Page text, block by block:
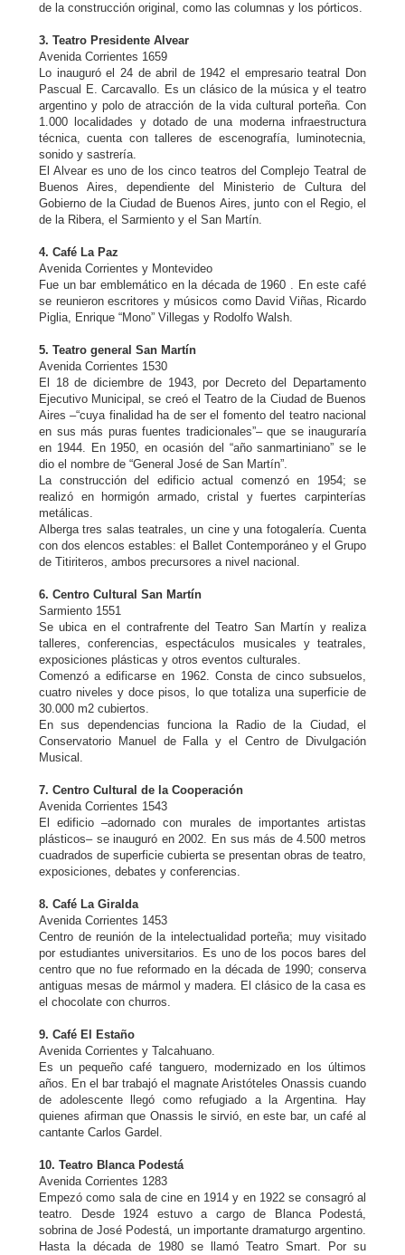
de la construcción original, como las columnas y los pórticos.
3. Teatro Presidente Alvear
Avenida Corrientes 1659
Lo inauguró el 24 de abril de 1942 el empresario teatral Don
Pascual E. Carcavallo. Es un clásico de la música y el teatro
argentino y polo de atracción de la vida cultural porteña. Con
1.000 localidades y dotado de una moderna infraestructura
técnica, cuenta con talleres de escenografía, luminotecnia,
sonido y sastrería.
El Alvear es uno de los cinco teatros del Complejo Teatral de
Buenos Aires, dependiente del Ministerio de Cultura del
Gobierno de la Ciudad de Buenos Aires, junto con el Regio, el
de la Ribera, el Sarmiento y el San Martín.
4. Café La Paz
Avenida Corrientes y Montevideo
Fue un bar emblemático en la década de 1960 . En este café
se reunieron escritores y músicos como David Viñas, Ricardo
Piglia, Enrique “Mono” Villegas y Rodolfo Walsh.
5. Teatro general San Martín
Avenida Corrientes 1530
El 18 de diciembre de 1943, por Decreto del Departamento
Ejecutivo Municipal, se creó el Teatro de la Ciudad de Buenos
Aires –“cuya finalidad ha de ser el fomento del teatro nacional
en sus más puras fuentes tradicionales”– que se inauguraría
en 1944. En 1950, en ocasión del “año sanmartiniano” se le
dio el nombre de “General José de San Martín”.
La construcción del edificio actual comenzó en 1954; se
realizó en hormigón armado, cristal y fuertes carpinterías
metálicas.
Alberga tres salas teatrales, un cine y una fotogalería. Cuenta
con dos elencos estables: el Ballet Contemporáneo y el Grupo
de Titiriteros, ambos precursores a nivel nacional.
6. Centro Cultural San Martín
Sarmiento 1551
Se ubica en el contrafrente del Teatro San Martín y realiza
talleres, conferencias, espectáculos musicales y teatrales,
exposiciones plásticas y otros eventos culturales.
Comenzó a edificarse en 1962. Consta de cinco subsuelos,
cuatro niveles y doce pisos, lo que totaliza una superficie de
30.000 m2 cubiertos.
En sus dependencias funciona la Radio de la Ciudad, el
Conservatorio Manuel de Falla y el Centro de Divulgación
Musical.
7. Centro Cultural de la Cooperación
Avenida Corrientes 1543
El edificio –adornado con murales de importantes artistas
plásticos– se inauguró en 2002. En sus más de 4.500 metros
cuadrados de superficie cubierta se presentan obras de teatro,
exposiciones, debates y conferencias.
8. Café La Giralda
Avenida Corrientes 1453
Centro de reunión de la intelectualidad porteña; muy visitado
por estudiantes universitarios. Es uno de los pocos bares del
centro que no fue reformado en la década de 1990; conserva
antiguas mesas de mármol y madera. El clásico de la casa es
el chocolate con churros.
9. Café El Estaño
Avenida Corrientes y Talcahuano.
Es un pequeño café tanguero, modernizado en los últimos
años. En el bar trabajó el magnate Aristóteles Onassis cuando
de adolescente llegó como refugiado a la Argentina. Hay
quienes afirman que Onassis le sirvió, en este bar, un café al
cantante Carlos Gardel.
10. Teatro Blanca Podestá
Avenida Corrientes 1283
Empezó como sala de cine en 1914 y en 1922 se consagró al
teatro. Desde 1924 estuvo a cargo de Blanca Podestá,
sobrina de José Podestá, un importante dramaturgo argentino.
Hasta la década de 1980 se llamó Teatro Smart. Por su